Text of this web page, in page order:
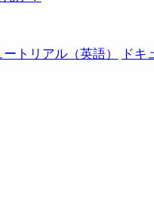
トリアル（英語）
ドキ